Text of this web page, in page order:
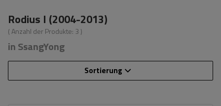
Rodius I (2004-2013)
( Anzahl der Produkte: 3 )
in SsangYong
Sortierung